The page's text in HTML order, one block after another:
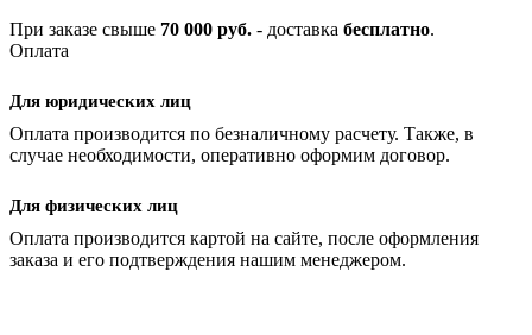
При заказе свыше 70 000 руб. - доставка бесплатно.
Оплата
Для юридических лиц
Оплата производится по безналичному расчету. Также, в
случае необходимости, оперативно оформим договор.
Для физических лиц
Оплата производится картой на сайте, после оформления
заказа и его подтверждения нашим менеджером.